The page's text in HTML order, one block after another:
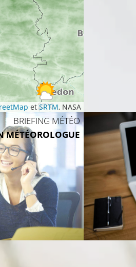
27°C
28°C
25°C
etSRTM, NASA
BRIEFING MÉTÉO
MÉTÉOROLOGUE